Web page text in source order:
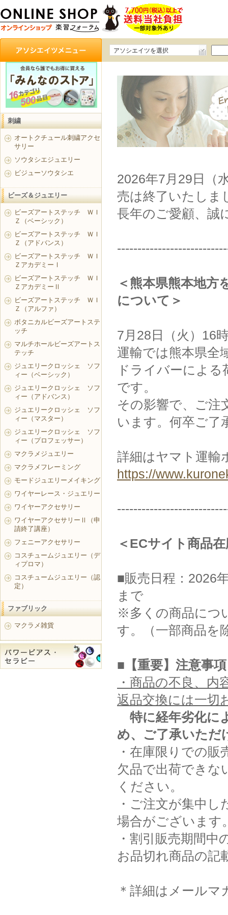
アソシエイツを選択
2026年7月29日（
売は終了いたしま
長年のご愛顧、誠
＜熊本県熊本地方
について＞
7月28日（火）16
運輸では熊本県全
ドライバーによ
です。
その影響で、ご注
います。何卒ご了
詳細はヤマト運輸
https://
＜ECサイト商品
■販売日程：2026
まで
※多くの商品につ
す。（一部商品を
■【重要】注意事項
・商品の不良、
返品交換には一切
特に経年劣化に
め、ご了承いただ
・在庫限りでの
欠品で出荷できな
ください。
・ご注文が集中
場合がございます
・割引販売期間
お品切れ商品の記
＊詳細はメール
刺繍
オートクチュール刺繍アクセ
サリー
ソウタシエジュエリー
ビジューソウタシエ
ビーズ＆ジュエリー
ビーズアートステッチ ＷＩ
Ｚ（ベーシック）
ビーズアートステッチ ＷＩ
Ｚ（アドバンス）
ビーズアートステッチ ＷＩ
ＺアカデミーⅠ
ビーズアートステッチ ＷＩ
ＺアカデミーⅡ
ビーズアートステッチ ＷＩ
Ｚ（アルファ）
ボタニカルビーズアートステ
ッチ
マルチホールビーズアートス
テッチ
ジュエリークロッシェ ソフ
ィー（ベーシック）
ジュエリークロッシェ ソフ
ィー（アドバンス）
ジュエリークロッシェ ソフ
ィー（マスター）
ジュエリークロッシェ ソフ
ィー（プロフェッサー）
マクラメジュエリー
マクラメフレーミング
モードジュエリーメイキング
ワイヤーレース・ジュエリー
ワイヤーアクセサリー
ワイヤーアクセサリーⅡ（申
請終了講座）
フェニーアクセサリー
コスチュームジュエリー（デ
ィプロマ）
コスチュームジュエリー（認
定）
ファブリック
マクラメ雑貨